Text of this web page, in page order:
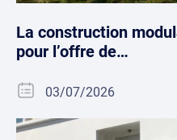
La construction
pour l’offre de…
03/07/2026